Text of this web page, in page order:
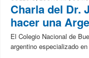
Charla del Dr.
hacer una
El Colegio Nacional de
argentino especializado